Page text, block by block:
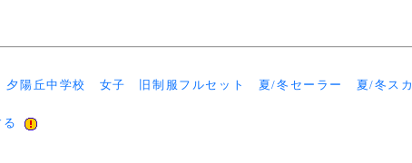
夕陽丘中学校 女子 旧制服フルセット 夏/冬セーラー 夏/冬スカ